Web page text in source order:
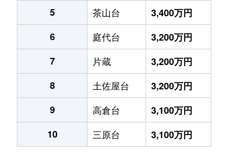
5
茶山台
3,400万円
6
庭代台
3,200万円
7
片蔵
3,200万円
8
土佐屋台
3,200万円
9
高倉台
3,100万円
10
三原台 3,100万円